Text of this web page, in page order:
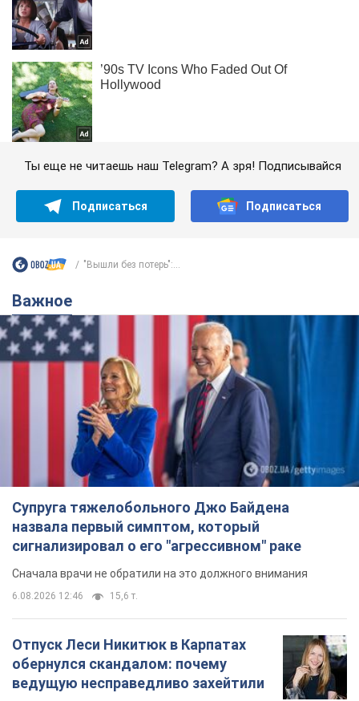
Ты еще не читаешь наш Telegram? А зря! Подписывайся
Подписаться Подписаться
"Вышли без потерь":...
Важное
Супруга тяжелобольного Джо Байдена
назвала первый симптом, который
сигнализировал о его "агрессивном" раке
Сначала врачи не обратили на это должного внимания
6.08.2026 12:46 15,6 т.
Отпуск Леси Никитюк в Карпатах
обернулся скандалом: почему
ведущую несправедливо захейтили